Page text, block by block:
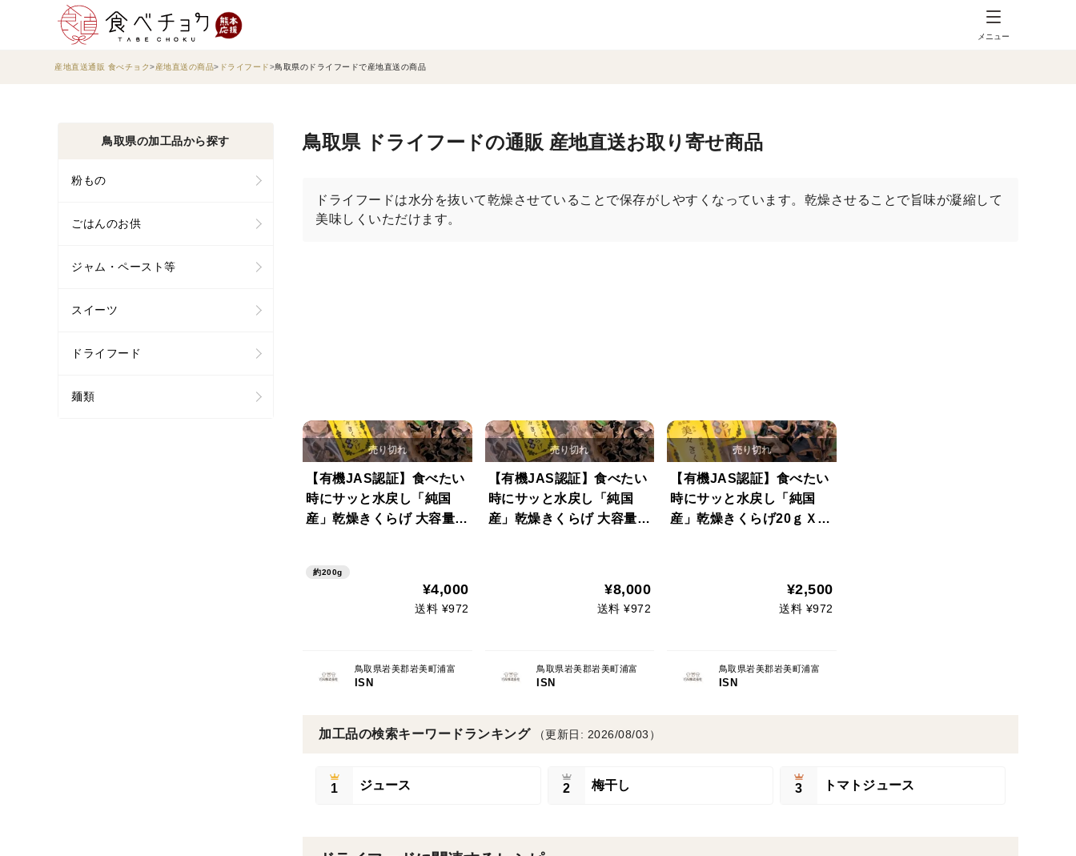
メニュー
産地直送通販 食べチョク 産地直送の商品 ドライフード 鳥取県のドライフードで産地直送の商品
鳥取県 ドライフードの通販 産地直送お取り寄せ商品
ドライフードは水分を抜いて乾燥させていることで保存がしやすくなっています。乾燥させることで旨味が凝縮して
美味しくいただけます。
【有機JAS認証】食べたい
時にサッと水戻し「純国
産」乾燥きくらげ 大容量2
約200g
¥4,000
送料 ¥972
鳥取県岩美郡岩美町浦富
ISN
【有機JAS認証】食べたい
時にサッと水戻し「純国
産」乾燥きくらげ 大容量2
¥8,000
送料 ¥972
鳥取県岩美郡岩美町浦富
ISN
【有機JAS認証】食べたい
時にサッと水戻し「純国
産」乾燥きくらげ20ｇＸ5
¥2,500
送料 ¥972
鳥取県岩美郡岩美町浦富
ISN
加工品の検索キーワードランキング （更新日: 2026/08/03）
1 ジュース 2 梅干し 3 トマトジュース
鳥取県の加工品から探す
粉もの
ごはんのお供
ジャム・ペースト等
スイーツ
ドライフード
麺類